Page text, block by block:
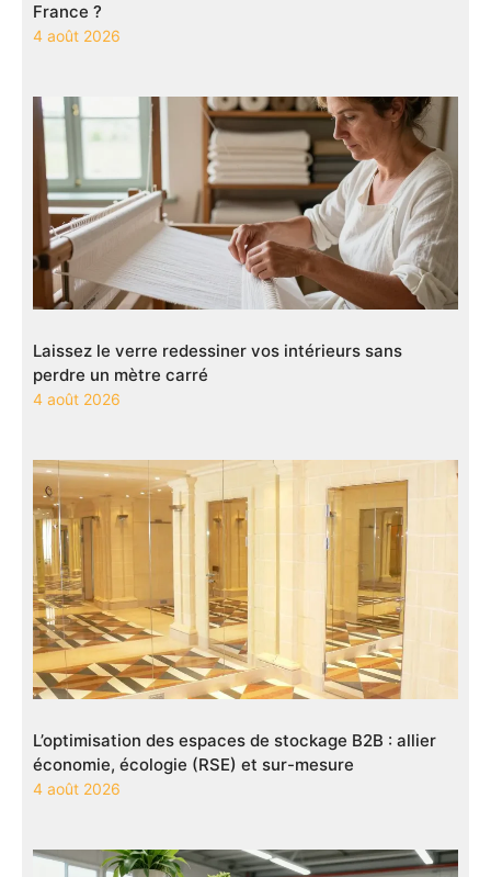
France ?
4 août 2026
Laissez le verre redessiner vos intérieurs sans
perdre un mètre carré
4 août 2026
L’optimisation des espaces de stockage B2B : allier
économie, écologie (RSE) et sur-mesure
4 août 2026